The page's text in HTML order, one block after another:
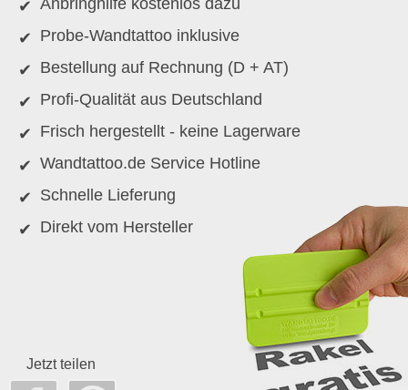
Probe-Wandtattoo inklusive
Bestellung auf Rechnung (D + AT)
Profi-Qualität aus Deutschland
Frisch hergestellt - keine Lagerware
Wandtattoo.de Service Hotline
Schnelle Lieferung
Direkt vom Hersteller
Jetzt teilen